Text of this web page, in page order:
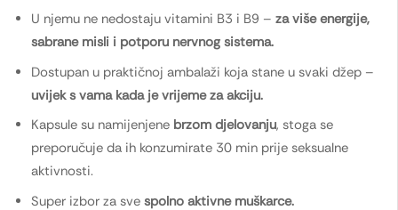
U njemu ne nedostaju vitamini B3 i B9 – za više energije,
sabrane misli i potporu nervnog sistema.
Dostupan u praktičnoj ambalaži koja stane u svaki džep –
uvijek s vama kada je vrijeme za akciju.
Kapsule su namijenjene brzom djelovanju, stoga se
preporučuje da ih konzumirate 30 min prije seksualne
aktivnosti.
Super izbor za sve spolno aktivne muškarce.